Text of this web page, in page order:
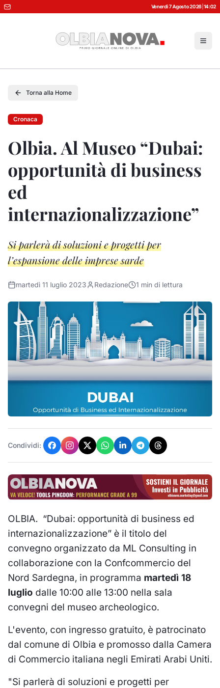
Venerdì 7 Agosto 2026 14:02
Torna alla Home
Cronaca
Olbia. Al Museo “Dubai:
opportunità di business
ed
internazionalizzazione”
Si parlerà di soluzioni e progetti per
l’espansione delle imprese sarde
martedì 11 luglio 2023 Redazione 1 min di lettura
Condividi:
OLBIA. “Dubai: opportunità di business ed
internazionalizzazione” è il titolo del
convegno organizzato da ML Consulting in
collaborazione con la Confcommercio del
Nord Sardegna, in programma martedì 18
luglio dalle 10:00 alle 13:00 nella sala
convegni del museo archeologico.
L'evento, con ingresso gratuito, è patrocinato
dal comune di Olbia e promosso dalla Camera
di Commercio italiana negli Emirati Arabi Uniti.
"Si parlerà di soluzioni e progetti per